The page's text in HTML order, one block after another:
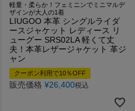
軽量・柔らか！フェミニンでミニマルデ
ザインが大人の1着
LIUGOO 本革 シングルライダ
ースジャケット レディース リ
ューグー SRS02LA 軽くて丈
夫！本革レザージャケット 革ジ
ャン
クーポン利用で10％OFF
販売価格 ¥26,400税込